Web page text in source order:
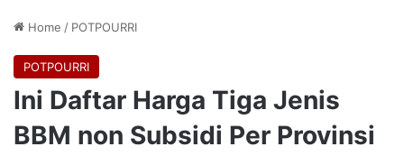
Home / POTPOURRI
POTPOURRI
Ini Daftar Harga Tiga Jenis
BBM non Subsidi Per Provinsi